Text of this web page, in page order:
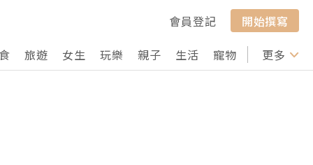
會員登記
開始撰寫
旅遊 女生 玩樂 親子 生活 寵物 行山 打卡
更多